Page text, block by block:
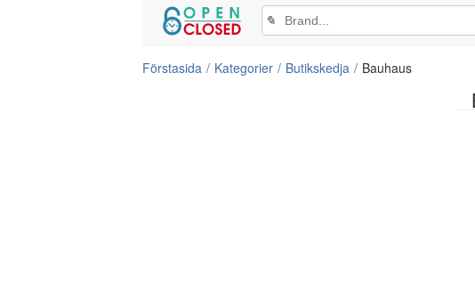
✎
Förstasida Kategorier Butikskedja Bauhaus